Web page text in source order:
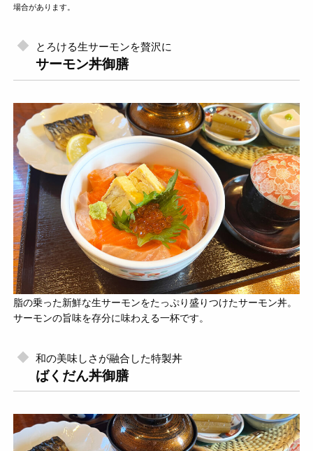
場合があります。
とろける生サーモンを贅沢に
サーモン丼御膳
脂の乗った新鮮な生サーモンをたっぷり盛りつけたサーモン丼。
サーモンの旨味を存分に味わえる一杯です。
和の美味しさが融合した特製丼
ばくだん丼御膳